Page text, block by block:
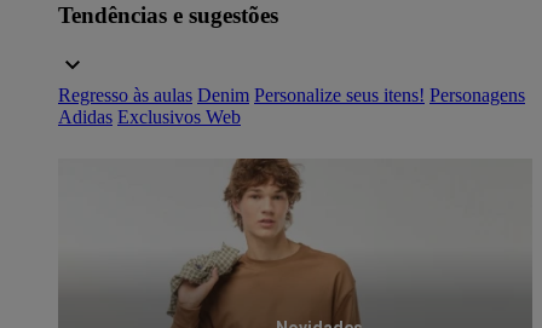
Tendências e sugestões
Regresso às aulas Denim Personalize seus itens! Personagens
Adidas Exclusivos Web